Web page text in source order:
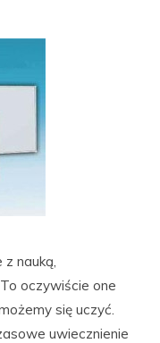
z nauką,
oczywiście one
się uczyć.
uwiecznienie